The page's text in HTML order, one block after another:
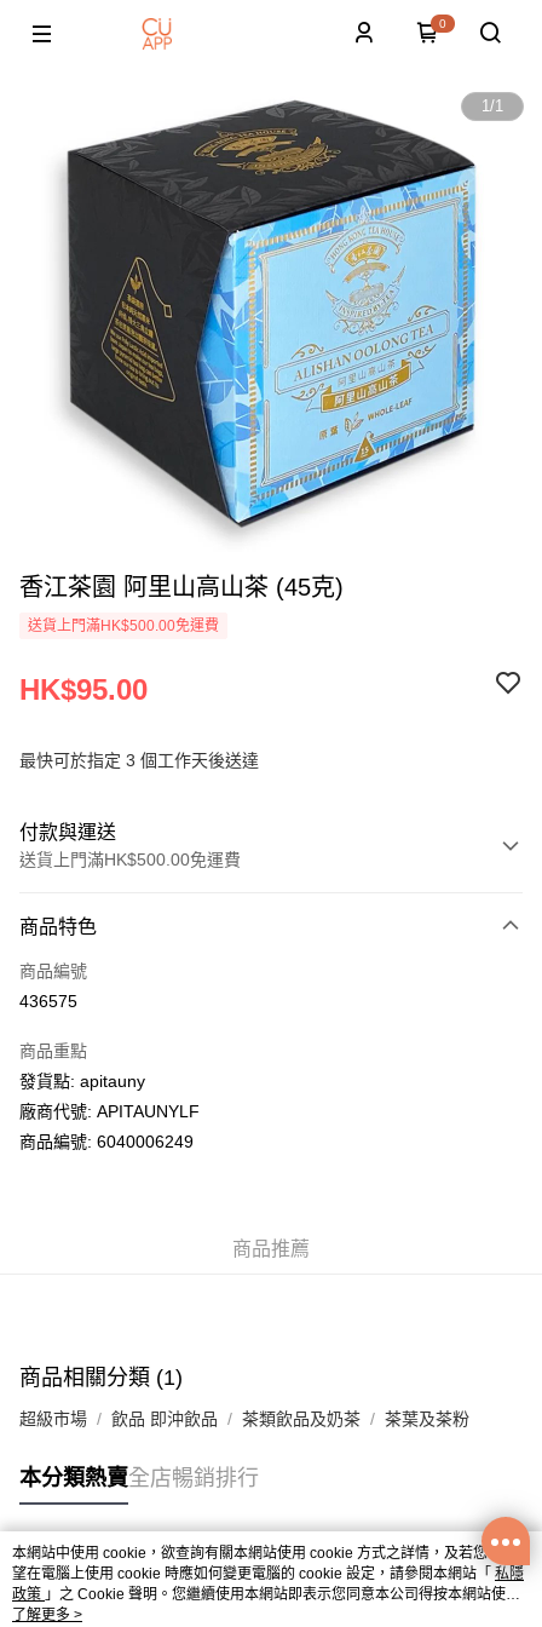
0
1/1
香江茶園 阿里山高山茶 (45克)
送貨上門滿HK$500.00免運費
HK$95.00
最快可於指定 3 個工作天後送達
付款與運送
送貨上門滿HK$500.00免運費
信用卡
AlipayHK
WeChat Pay
送貨方式
每筆HK$50.00，滿HK$200.00或以上免運費
UNY 門市自取
商品特色
商品編號
436575
商品重點
發貨點: apitauny
廠商代號: APITAUNYLF
商品編號: 6040006249
商品推薦
商品相關分類 (1)
超級市場 飲品 即沖飲品 茶類飲品及奶茶 茶葉及茶粉
本分類熱賣全店暢銷排行
熱門標籤
熱銷排行
本網站中使用 cookie，欲查詢有關本網站使用 cookie 方式之詳情，及若您不希
望在電腦上使用 cookie 時應如何變更電腦的 cookie 設定，請參閱本網站「 私隱
政策 」之 Cookie 聲明。您繼續使用本網站即表示您同意本公司得按本網站使用
條款之 Cookie 聲明使用 cookie。
了解更多 >